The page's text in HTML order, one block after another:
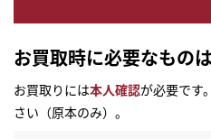
お買取時に必要なもの
お買取りには本人確認が必要です
さい（原本のみ）。